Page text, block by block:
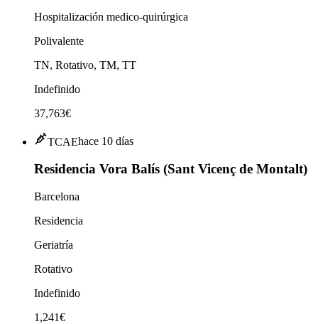
Hospitalización medico-quirúrgica
Polivalente
TN, Rotativo, TM, TT
Indefinido
37,763€
TCAEhace 10 días
Residencia Vora Balís (Sant Vicenç de Montalt)
Barcelona
Residencia
Geriatría
Rotativo
Indefinido
1,241€